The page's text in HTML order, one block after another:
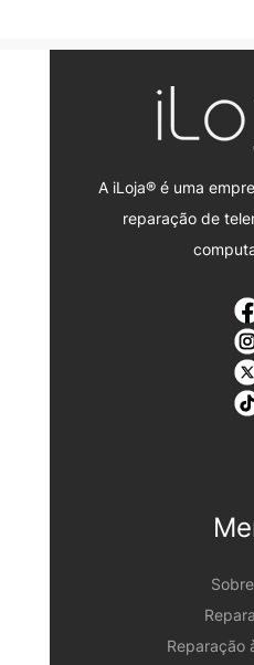
A iLoja® é uma
reparação de
Reparação